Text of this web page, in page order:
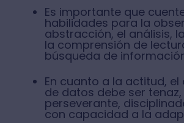
Es importante que
habilidades para la
abstracción, el análisis,
la comprensión de
búsqueda de
En cuanto a la actitud,
de datos debe ser tenaz,
perseverante,
con capacidad a la